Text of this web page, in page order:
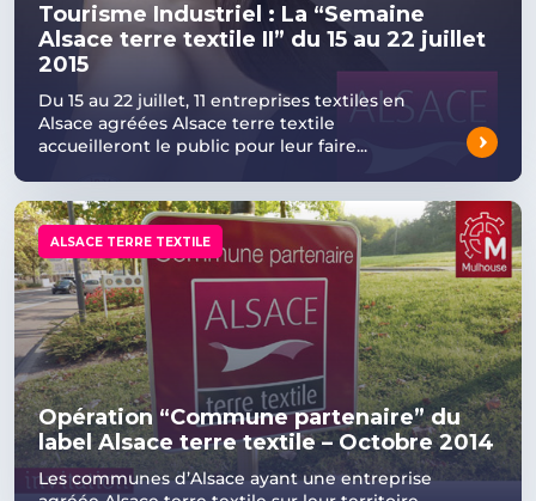
Tourisme Industriel : La “Semaine
Alsace terre textile II” du 15 au 22 juillet
2015
Du 15 au 22 juillet, 11 entreprises textiles en
Alsace agréées Alsace terre textile
accueilleront le public pour leur faire...
ALSACE TERRE TEXTILE
Opération “Commune partenaire” du
label Alsace terre textile – Octobre 2014
Les communes d’Alsace ayant une entreprise